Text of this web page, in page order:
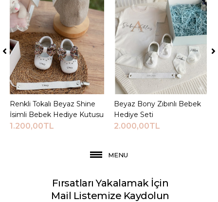
Sepete Ekle
Renkli Tokalı Beyaz Shine
İsimli Bebek Hediye Kutusu
1.200,00TL
Sepete Ekle
Beyaz Bony Zıbınlı Bebek
Hediye Seti
2.000,00TL
MENU
Fırsatları Yakalamak İçin
Mail Listemize Kaydolun